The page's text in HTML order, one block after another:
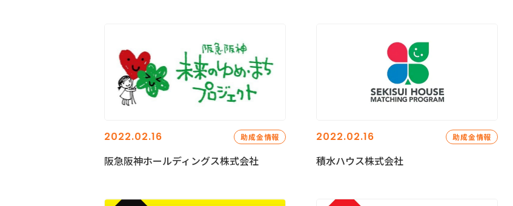
2022.02.16 助成金情報
阪急阪神ホールディングス株式会社
2022.02.16 助成金情報
積水ハウス株式会社